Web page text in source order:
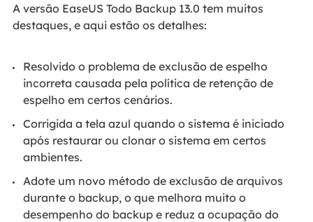
A versão EaseUS Todo Backup 13.0 tem muitos
destaques, e aqui estão os detalhes:
Resolvido o problema de exclusão de espelho
incorreta causada pela política de retenção de
espelho em certos cenários.
Corrigida a tela azul quando o sistema é iniciado
após restaurar ou clonar o sistema em certos
ambientes.
Adote um novo método de exclusão de arquivos
durante o backup, o que melhora muito o
desempenho do backup e reduz a ocupação do